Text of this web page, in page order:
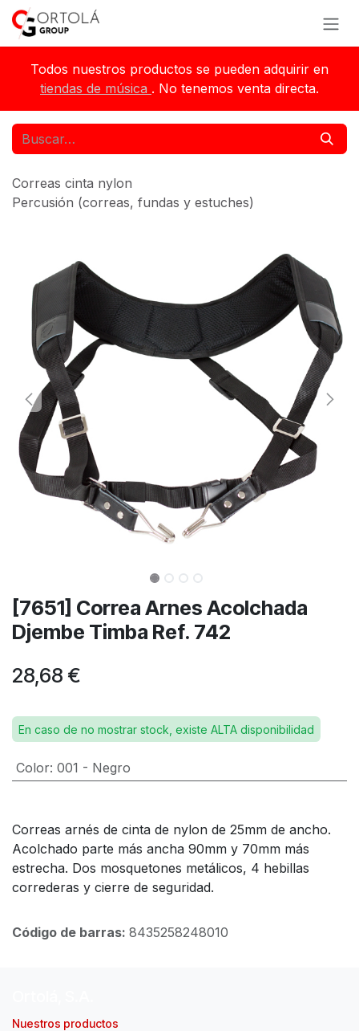
Ir al contenido
Todos nuestros productos se pueden adquirir en
tiendas de música . No tenemos venta directa.
Correas cinta nylon
Percusión (correas, fundas y estuches)
[7651] Correa Arnes Acolchada
Djembe Timba Ref. 742
28,68 €
En caso de no mostrar stock, existe ALTA disponibilidad
Color: 001 - Negro
Correas arnés de cinta de nylon de 25mm de ancho.
Acolchado parte más ancha 90mm y 70mm más
estrecha. Dos mosquetones metálicos, 4 hebillas
correderas y cierre de seguridad.
Código de barras: 8435258248010
Nuestros productos